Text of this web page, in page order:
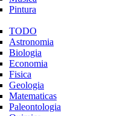
Pintura
TODO
Astronomia
Biologia
Economia
Fisica
Geologia
Matematicas
Paleontologia